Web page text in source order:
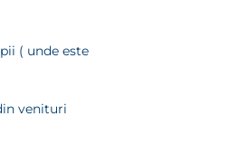
( unde este
venituri